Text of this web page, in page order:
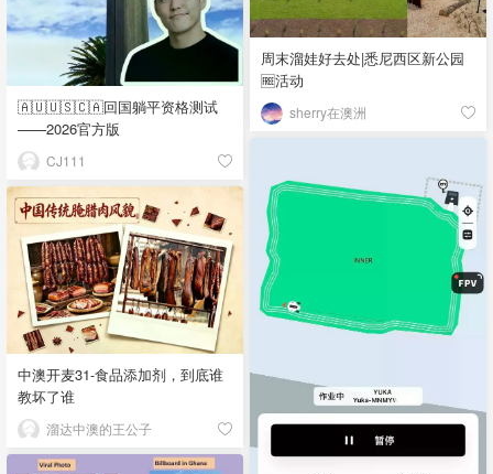
周末溜娃好去处|悉尼西区新公园
🆓活动
sherry在澳洲
🇦🇺🇺🇸🇨🇦回国躺平资格测试
——2026官方版
CJ111
中澳开麦31-食品添加剂，到底谁
教坏了谁
溜达中澳的王公子